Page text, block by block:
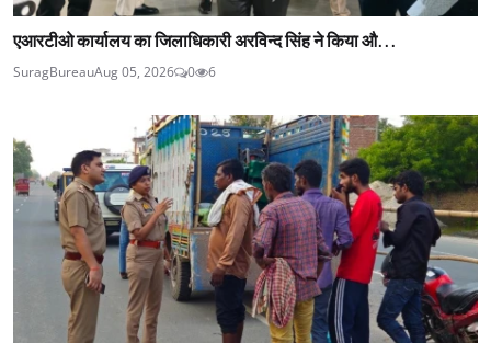
एआरटीओ कार्यालय का जिलाधिकारी अरविन्द सिंह ने किया औ...
SuragBureauAug 05, 2026 0 6